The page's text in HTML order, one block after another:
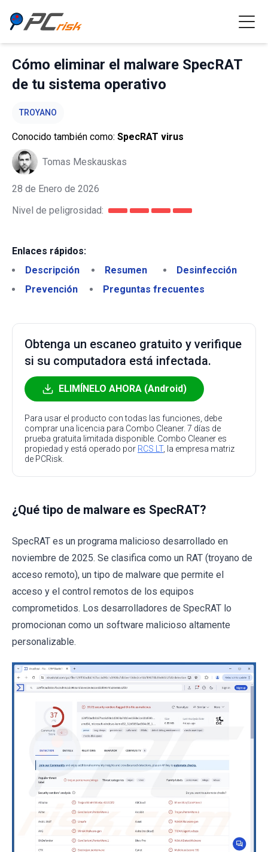
Cómo eliminar el malware SpecRAT
de tu sistema operativo
TROYANO
Conocido también como: SpecRAT virus
Tomas Meskauskas
28 de Enero de 2026
Nivel de peligrosidad:
Enlaces rápidos:
Descripción
Resumen
Desinfección
Prevención
Preguntas frecuentes
Obtenga un escaneo gratuito y verifique
si su computadora está infectada.
ELIMÍNELO AHORA (Android)
Para usar el producto con todas las funciones, debe
comprar una licencia para Combo Cleaner. 7 días de
prueba gratuita limitada disponible. Combo Cleaner es
propiedad y está operado por RCS LT, la empresa matriz
de PCRisk.
¿Qué tipo de malware es SpecRAT?
SpecRAT es un programa malicioso desarrollado en
noviembre de 2025. Se clasifica como un RAT (troyano de
acceso remoto), un tipo de malware que permite el
acceso y el control remotos de los equipos
comprometidos. Los desarrolladores de SpecRAT lo
promocionan como un software malicioso altamente
personalizable.